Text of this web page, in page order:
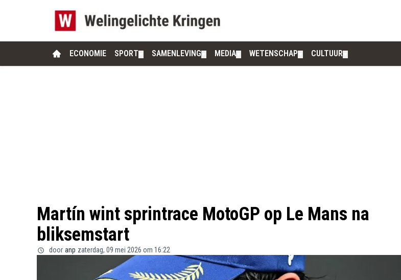
ECONOMIE SPORT SAMENLEVING MEDIA WETENSCHAP CULTUUR
Martín wint sprintrace MotoGP op Le Mans na
bliksemstart
door anp zaterdag, 09 mei 2026 om 16:22